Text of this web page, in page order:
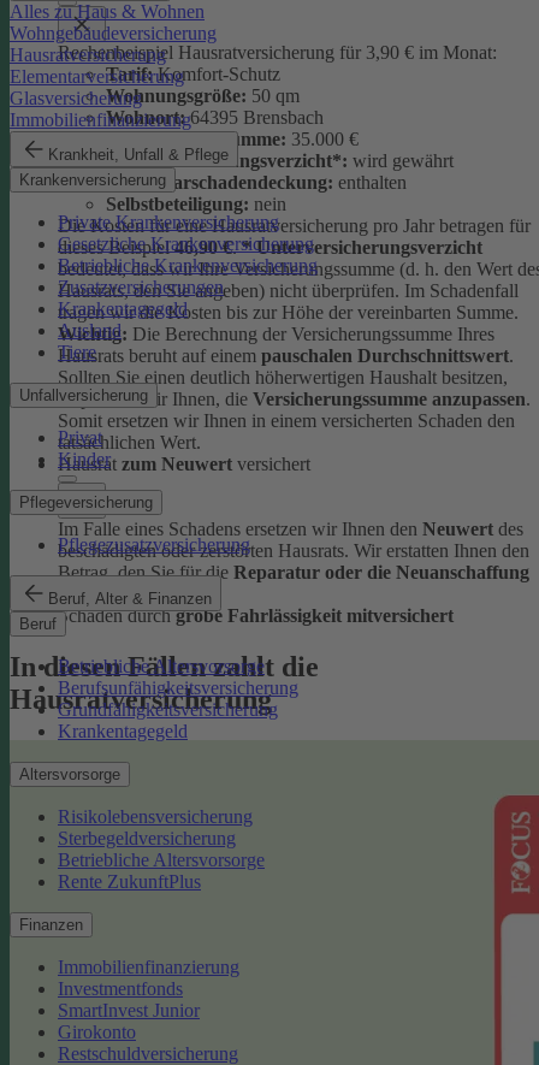
Alles zu Haus & Wohnen
Wohngebäudeversicherung
Hausratversicherung
Elementarversicherung
Glasversicherung
Immobilienfinanzierung
Krankheit, Unfall & Pflege
Krankenversicherung
Private Krankenversicherung
Gesetzliche Krankenversicherung
Betriebliche Krankenversicherung
Zusatzversicherungen
Krankentagegeld
Ausland
Tiere
Unfallversicherung
Privat
Kinder
Pflegeversicherung
Pflegezusatzversicherung
Beruf, Alter & Finanzen
Beruf
Betriebliche Altersvorsorge
Berufsunfähigkeitsversicherung
Grundfähigkeitsversicherung
Krankentagegeld
Altersvorsorge
Risikolebensversicherung
Sterbegeldversicherung
Betriebliche Altersvorsorge
Rente ZukunftPlus
Finanzen
Immobilienfinanzierung
Investmentfonds
SmartInvest Junior
Girokonto
Restschuldversicherung
Rechenbeispiel Hausratversicherung für 3,90 € im Monat:
Tarif:Komfort-Schutz
Wohnungsgröße: 50 qm
Wohnort:64395 Brensbach
Versicherungssumme: 35.000 €
Unterversicherungsverzicht*: wird gewährt
Elementarschadendeckung: enthalten
Selbstbeteiligung: nein
Die Kosten für eine Hausratversicherung pro Jahr betragen für
dieses Beispiel46,90 €.* Unterversicherungsverzicht
bedeutet, dass wir Ihre Versicherungssumme (d. h. den Wert
Hausrats, den Sie angeben) nicht überprüfen. Im Schadenfall
tragen wir die Kosten bis zur Höhe der vereinbarten Summe.
Wichtig: Die Berechnung der Versicherungssumme Ihres
Hausrats beruht auf einem pauschalen Durchschnittswert.
Sollten Sie einen deutlich höherwertigen Haushalt besitzen,
empfehlen wir Ihnen, die Versicherungssumme anzupassen.
Somit ersetzen wir Ihnen in einem versicherten Schaden den
tatsächlichen Wert.
Hausrat zum Neuwert versichert
Im Falle eines Schadens ersetzen wir Ihnen den Neuwert des
beschädigten oder zerstörten Hausrats. Wir erstatten Ihnen den
Betrag, den Sie für die Reparatur oder die Neuanschaffung
ausgeben müssten.
Schäden durchgrobe Fahrlässigkeit mitversichert
In diesen Fällen zahlt die
Hausratversicherung